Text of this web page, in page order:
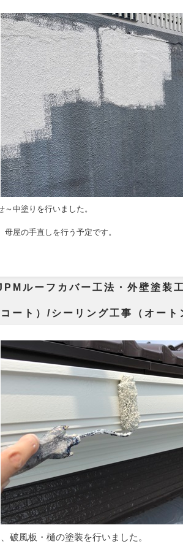
中塗りを行いました。
屋の手直しを行う予定です。
フカバー工法・外壁塗装工
ート）/シーリング工事（オー
破風板・樋の塗装を行いました。